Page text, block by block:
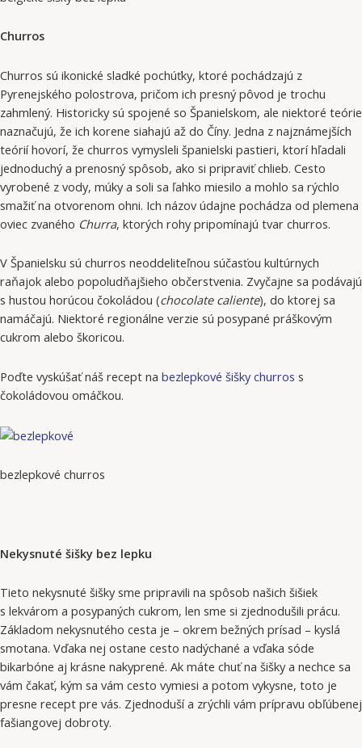
Churros
Churros sú ikonické sladké pochúťky, ktoré pochádzajú z
Pyrenejského polostrova, pričom ich presný pôvod je trochu
zahmlený. Historicky sú spojené so Španielskom, ale niektoré teórie
naznačujú, že ich korene siahajú až do Číny. Jedna z najznámejších
teórií hovorí, že churros vymysleli španielski pastieri, ktorí hľadali
jednoduchý a prenosný spôsob, ako si pripraviť chlieb. Cesto
vyrobené z vody, múky a soli sa ľahko miesilo a mohlo sa rýchlo
smažiť na otvorenom ohni. Ich názov údajne pochádza od plemena
oviec zvaného Churra, ktorých rohy pripomínajú tvar churros.
V Španielsku sú churros neoddeliteľnou súčasťou kultúrnych
raňajok alebo popoludňajšieho občerstvenia. Zvyčajne sa podávajú
s hustou horúcou čokoládou (chocolate caliente), do ktorej sa
namáčajú. Niektoré regionálne verzie sú posypané práškovým
cukrom alebo škoricou.
Poďte vyskúšať náš recept na bezlepkové šišky churros s
čokoládovou omáčkou.
bezlepkové churros
Nekysnuté šišky bez lepku
Tieto nekysnuté šišky sme pripravili na spôsob našich šišiek
s lekvárom a posypaných cukrom, len sme si zjednodušili prácu.
Základom nekysnutého cesta je – okrem bežných prísad – kyslá
smotana. Vďaka nej ostane cesto nadýchané a vďaka sóde
bikarbóne aj krásne nakyprené. Ak máte chuť na šišky a nechce sa
vám čakať, kým sa vám cesto vymiesi a potom vykysne, toto je
presne recept pre vás. Zjednoduší a zrýchli vám prípravu obľúbenej
fašiangovej dobroty.